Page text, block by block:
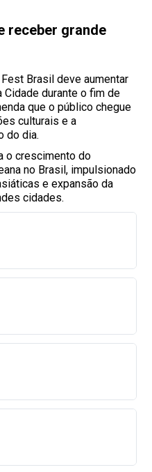
receber grande
Brasil deve aumentar
Cidade durante o fim de
que o público chegue
culturais e a
do dia.
o crescimento do
no Brasil, impulsionado
e expansão da
cidades.